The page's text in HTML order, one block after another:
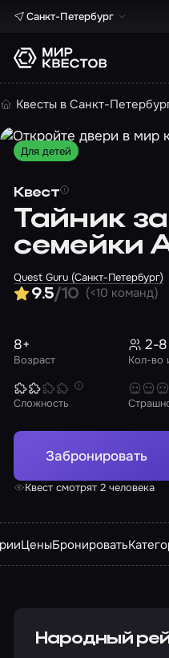
Санкт-Петербург
Квесты в Санкт-
Для детей
Квест
Тайник
семейки
Quest Guru (Санкт-Петербург)
9.5/10 (<10 команд)
Возраст
8+
Кол-во
2-8
Сложность
Забронировать
Квест смотрят 2 человека
ЦеныБронировать
Народный